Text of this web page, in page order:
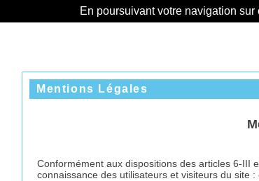
En poursuivant votre navigation
Mentions Légales
Conformément aux dispositions des articles 6-III
connaissance des utilisateurs et visiteurs du site :